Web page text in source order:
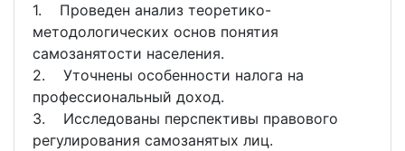
1. Проведен анализ теоретико-
методологических основ понятия
самозанятости населения.
2. Уточнены особенности налога на
профессиональный доход.
3. Исследованы перспективы правового
регулирования самозанятых лиц.